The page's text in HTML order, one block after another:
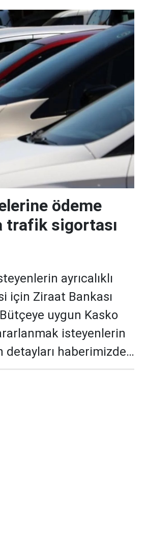
ödeme
trafik sigortası
ayrıcalıklı
için Ziraat Bankası
uygun Kasko
isteyenlerin
detayları haberimizde…